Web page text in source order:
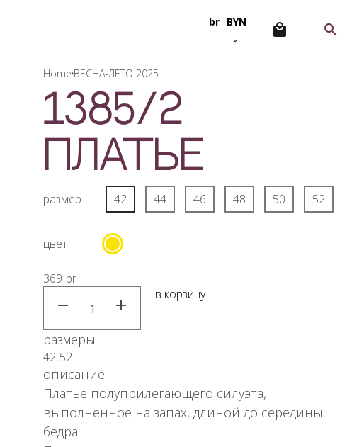
br BYN
Home ВЕСНА-ЛЕТО 2025
1385/2
Платье
размер 42 44 46 48 50 52
цвет
br
369
в корзину
размеры
42-52
описание
Платье полуприлегающего силуэта,
выполненное на запах, длиной до середины
бедра.